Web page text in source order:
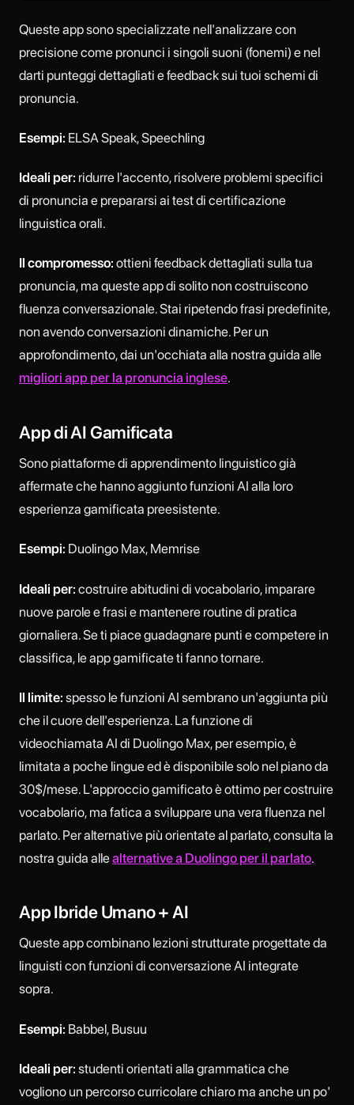
Queste app sono specializzate nell'analizzare con
precisione come pronunci i singoli suoni (fonemi) e nel
darti punteggi dettagliati e feedback sui tuoi schemi di
pronuncia.
Esempi: ELSA Speak, Speechling
Ideali per: ridurre l'accento, risolvere problemi specifici
di pronuncia e prepararsi ai test di certificazione
linguistica orali.
Il compromesso: ottieni feedback dettagliati sulla tua
pronuncia, ma queste app di solito non costruiscono
fluenza conversazionale. Stai ripetendo frasi predefinite,
non avendo conversazioni dinamiche. Per un
approfondimento, dai un'occhiata alla nostra guida alle
migliori app per la pronuncia inglese.
App di AI Gamificata
Sono piattaforme di apprendimento linguistico già
affermate che hanno aggiunto funzioni AI alla loro
esperienza gamificata preesistente.
Esempi: Duolingo Max, Memrise
Ideali per: costruire abitudini di vocabolario, imparare
nuove parole e frasi e mantenere routine di pratica
giornaliera. Se ti piace guadagnare punti e competere in
classifica, le app gamificate ti fanno tornare.
Il limite: spesso le funzioni AI sembrano un'aggiunta più
che il cuore dell'esperienza. La funzione di
videochiamata AI di Duolingo Max, per esempio, è
limitata a poche lingue ed è disponibile solo nel piano da
30$/mese. L'approccio gamificato è ottimo per costruire
vocabolario, ma fatica a sviluppare una vera fluenza nel
parlato. Per alternative più orientate al parlato, consulta la
nostra guida allealternative a Duolingo per il parlato.
App Ibride Umano + AI
Queste app combinano lezioni strutturate progettate da
linguisti con funzioni di conversazione AI integrate
sopra.
Esempi: Babbel, Busuu
Ideali per: studenti orientati alla grammatica che
vogliono un percorso curricolare chiaro ma anche un po'